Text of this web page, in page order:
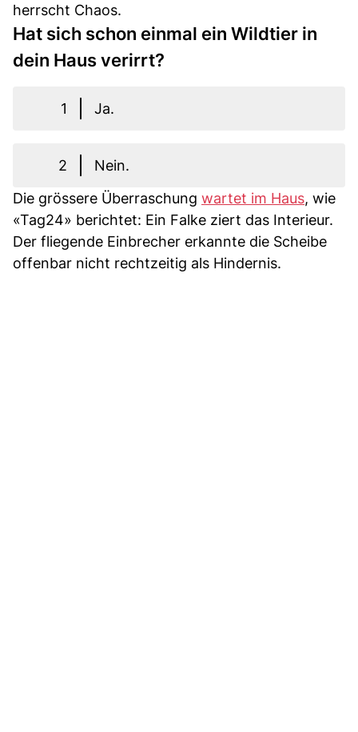
herrscht Chaos.
Hat sich schon einmal ein Wildtier in
dein Haus verirrt?
1 Ja.
2
Nein.
Die grössere Überraschung wartet im Haus, wie
«Tag24» berichtet: Ein Falke ziert das Interieur.
Der fliegende Einbrecher erkannte die Scheibe
offenbar nicht rechtzeitig als Hindernis.